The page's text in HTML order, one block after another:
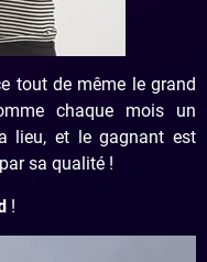
tout de même le grand
chaque mois un
lieu, et le gagnant est
sa qualité !
!